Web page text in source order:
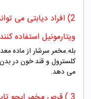
2) افراد دیابتی می
ویتارمونیل استفاده
بله.مخمر سرشار از ماده
کلسترول و قند خون در
می دهد.